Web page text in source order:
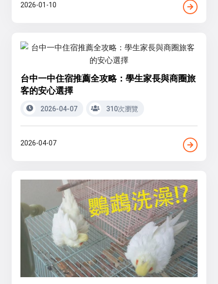
2026-01-10
台中一中住宿推薦全攻略：學生家長與商圈旅
客的安心選擇
2026-04-07 310次瀏覽
2026-04-07